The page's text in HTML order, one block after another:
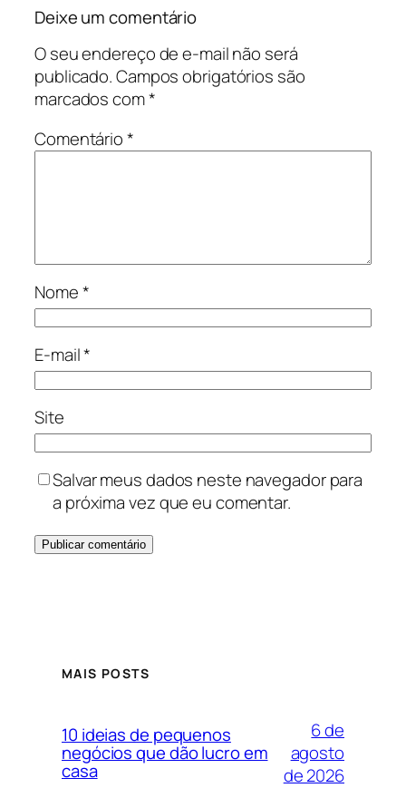
Deixe um comentário
O seu endereço de e-mail não será
publicado.Campos obrigatórios são
marcados com*
Comentário*
Nome*
E-mail*
Site
Salvar meus dados neste navegador para
a próxima vez que eu comentar.
MAIS POSTS
10 ideias de pequenos
negócios que dão lucro em
casa
6 de
agosto
de 2026